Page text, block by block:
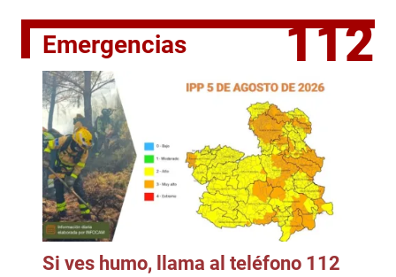
Emergencias 112
Si ves humo, llama al teléfono 112